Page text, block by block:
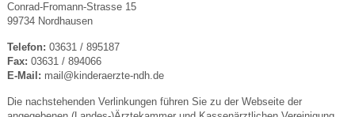
Conrad-Fromann-Strasse 15
99734 Nordhausen
Telefon: 03631 / 895187
Fax: 03631 / 894066
E-Mail: mail@kinderaerzte-ndh.de
Die nachstehenden Verlinkungen führen Sie zu der Webseite der